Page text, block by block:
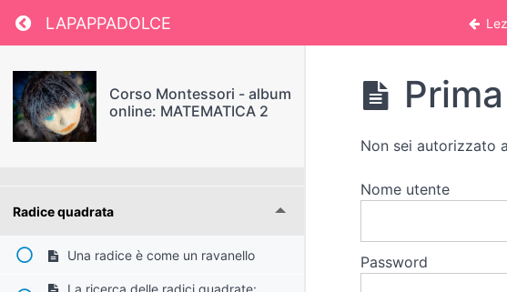
Return to course: Corso Montessori – album online:
LAPAPPADOLCE
Corso Montessori - album
online: MATEMATICA 2
Cubo del binomio
Radice quadrata
Una radice è come un ravanello
Non sei autorizzato
Nome utente
Password